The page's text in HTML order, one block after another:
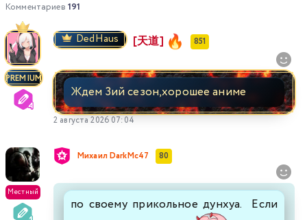
Комментариев 191
PREMIUM
DedHaus [天道] 851
Ждем 3ий сезон,хорошее аниме
2 августа 2026 07:04
Местный
Михаил DarkMc47 80
по своему прикольное дунхуа. Если